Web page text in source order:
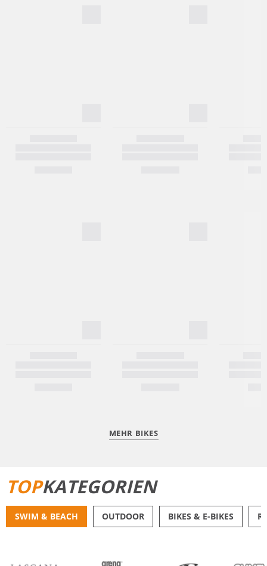
MEHR BIKES
TOPKATEGORIEN
SWIM & BEACH OUTDOOR BIKES & E-BIKES